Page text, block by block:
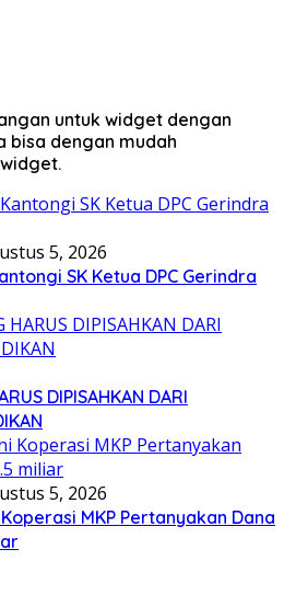
untuk widget dengan
dengan mudah
5, 2026
SK Ketua DPC Gerindra
DIPISAHKAN DARI
5, 2026
MKP Pertanyakan Dana